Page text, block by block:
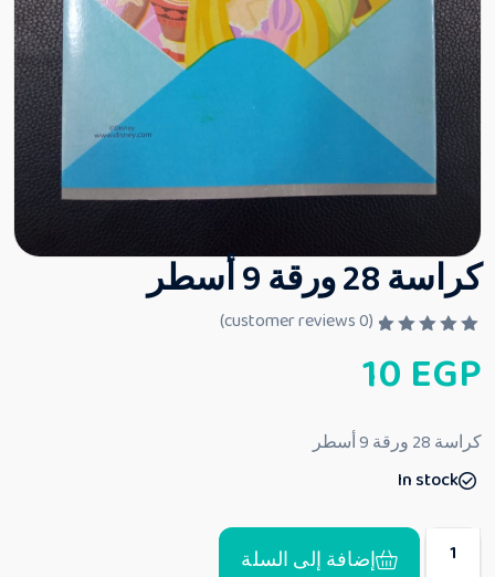
كراسة 28 ورقة 9 أسطر
م
ا
ي
م
ن
(
0
10 EGP
كراسة 28 ورقة 9 أسطر
In stock
إضافة إلى السلة